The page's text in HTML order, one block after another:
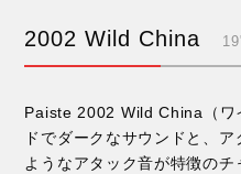
2002 Wild China
Paiste 2002 Wild China（ワ
ドでダークなサウンドと、
ようなアタック音が特徴のチ